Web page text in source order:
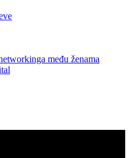
među ženama